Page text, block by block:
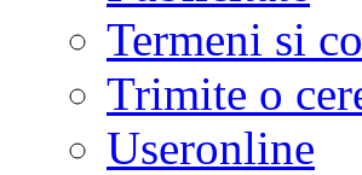
Termeni si
Trimite o
Useronline